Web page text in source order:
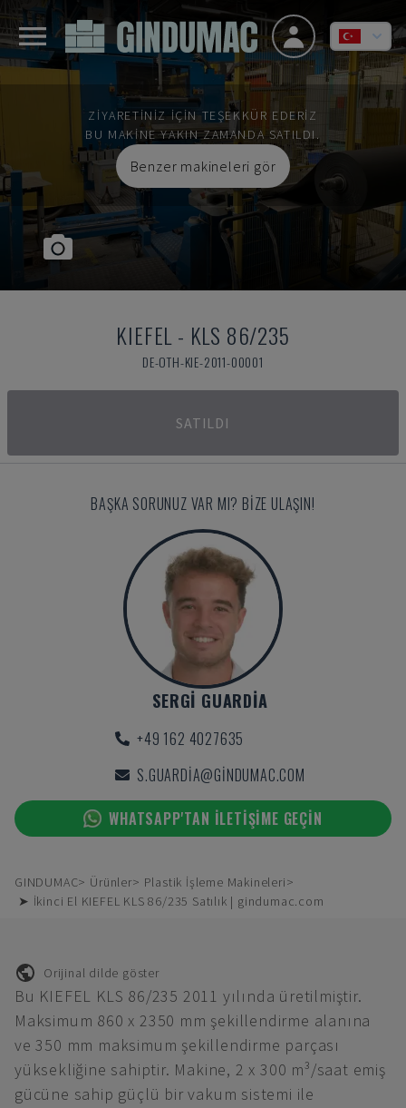
ZIYARETINIZ IÇIN TEŞEKKÜR EDERIZ
BU MAKINE YAKIN ZAMANDA SATILDI.
Benzer makineleri gör
KIEFEL - KLS 86/235
DE-OTH-KIE-2011-00001
SATILDI
BAŞKA SORUNUZ VAR MI? BIZE ULAŞIN!
SERGI GUARDIA
+49 162 4027635
S.GUARDIA@GINDUMAC.COM
WHATSAPP'TAN ILETIŞIME GEÇIN
GINDUMAC Ürünler
Plastik İşleme Makineleri
➤ İkinci El KIEFEL KLS 86/235 Satılık | gindumac.com
Orijinal dilde göster
Bu KIEFEL KLS 86/235 2011 yılında üretilmiştir.
Maksimum 860 x 2350 mm şekillendirme alanına
ve 350 mm maksimum şekillendirme parçası
yüksekliğine sahiptir. Makine, 2 x 300 m³/saat emiş
gücüne sahip güçlü bir vakum sistemi ile